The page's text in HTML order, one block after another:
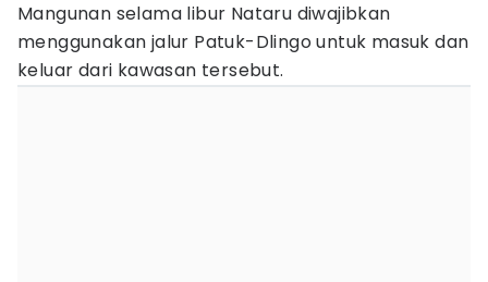
Mangunan selama libur Nataru diwajibkan
menggunakan jalur Patuk-Dlingo untuk masuk dan
keluar dari kawasan tersebut.